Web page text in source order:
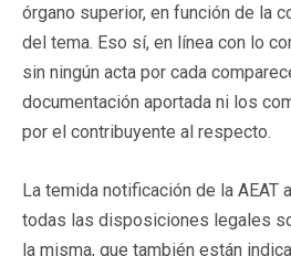
órgano superior, en función de la
del tema. Eso sí, en línea con lo
sin ningún acta por cada
documentación aportada ni los
por el contribuyente al respecto.
La temida notificación de la AEAT
todas las disposiciones legales
la misma, que también están